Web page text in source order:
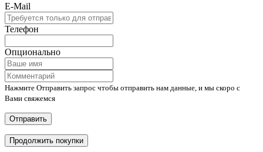
E-Mail
Телефон
Опционально
Нажмите Отправить запрос чтобы отправить нам данные, и мы скоро с
Вами свяжемся
Отправить
Продолжить покупки